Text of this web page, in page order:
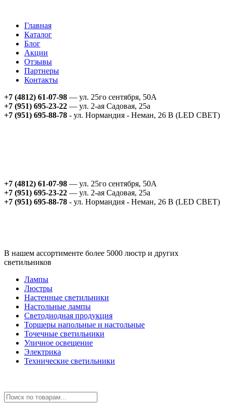
Главная
Каталог
Блог
Акции
Отзывы
Партнеры
Контакты
+7 (4812) 61-07-98 — ул. 25го сентября, 50А
+7 (951) 695-23-22 — ул. 2-ая Садовая, 25а
+7 (951) 695-88-78 - ул. Нормандия - Неман, 26 В (LED СВЕТ)
+7 (4812) 61-07-98 — ул. 25го сентября, 50А
+7 (951) 695-23-22 — ул. 2-ая Садовая, 25а
+7 (951) 695-88-78 - ул. Нормандия - Неман, 26 В (LED СВЕТ)
В нашем ассортименте более 5000 люстр и других
светильников
Лампы
Люстры
Настенные светильники
Настольные лампы
Светодиодная продукция
Торшеры напольные и настольные
Точечные светильники
Уличное освещение
Электрика
Технические светильники